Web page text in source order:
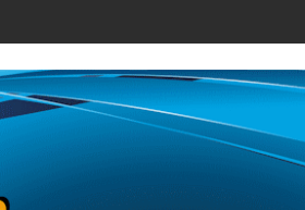
Καλο ταξιδι αγαπημενη